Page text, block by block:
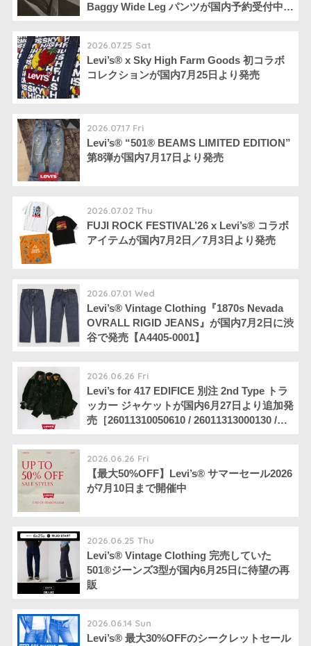
Baggy Wide Leg パンツが国内予約受付中
26030310000830 / 26030310000930］
2026.07.25 Sat
Levi’s® x Sky High Farm Goods 初コラボ
コレクションが国内7月25日より発売
2026.07.17 Fri
Levi’s® “501®︎ BEAMS LIMITED EDITION”
第8弾が国内7月17日より発売
2026.07.02 Thu
FUJI ROCK FESTIVAL’26 x Levi’s® コラボ
アイテムが国内7月2日／7月3日より発売
2026.07.01 Wed
Levi’s® Vintage Clothing『1870s Nevada
OVRALL RIGID JEANS』が国内7月2日に渋
谷で発売【A4405-0001】
2026.06.26 Fri
Levi’s for 417 EDIFICE 別注 2nd Type トラ
ッカー ジャケットが国内6月27日より追加発
売［26011310050610 / 26011313000130 /
2026.06.26 Fri
【最大50%OFF】Levi’s®︎ サマーセール2026
が7月10日まで開催中
2026.06.25 Thu
Levi’s® Vintage Clothing 完売していた
501®︎ジーンズ3型が国内6月25日に待望の再
販
2026.06.14 Sun
Levi’s®︎ 最大30%OFFのシークレットセール